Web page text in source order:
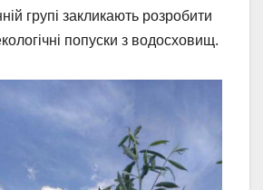
групі закликають розробити
попуски з водосховищ.